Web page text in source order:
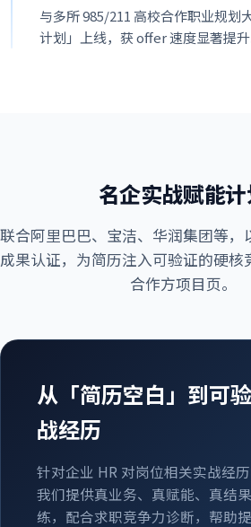
与多所 985/211 高校合作职业规划
计划」上线，获 offer 速度显著提升
名企实战赋能计
联合阿里巴巴、宝洁、华润集团等，
成果认证，为简历注入可验证的硬
合作方项目页。
从「简历空白」到可
战经历
针对企业 HR 对岗位相关实战经历
我们提供真业务、真赋能、真结
练，配合求职竞争力诊断，帮助